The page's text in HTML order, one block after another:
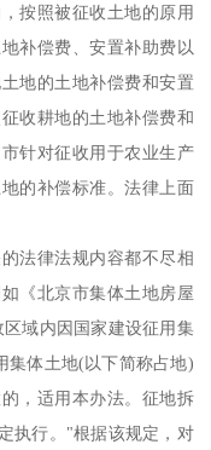
按照被征收土地的原用
补偿费、安置补助费以
地的土地补偿费和安置
收耕地的土地补偿费和
针对征收用于农业生产
的补偿标准。法律上面
法律法规内容都不尽相
《北京市集体土地房屋
域内因国家建设征用集
集体土地(以下简称占地)
，适用本办法。征地拆
执行。"根据该规定，对